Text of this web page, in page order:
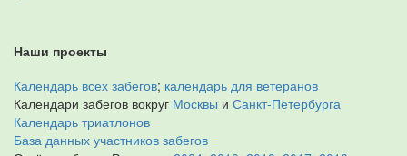
Наши проекты
Календарь всех забегов; календарь для ветеранов
Календари забегов вокруг Москвы и Санкт-Петербурга
Календарь триатлонов
База данных участников забегов